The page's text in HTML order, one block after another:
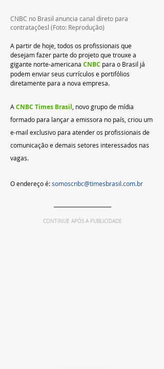
CNBC no Brasil anuncia canal direto para
contrataçõesl (Foto: Reprodução)
A partir de hoje, todos os profissionais que
desejam fazer parte do projeto que trouxe a
gigante norte-americana CNBC para o Brasil já
podem enviar seus currículos e portifólios
diretamente para a nova empresa.
A CNBC Times Brasil , novo grupo de mídia
formado para lançar a emissora no país, criou um
e-mail exclusivo para atender os profissionais de
comunicação e demais setores interessados nas
vagas.
O endereço é: somoscnbc@timesbrasil.com.br
CONTINUE APÓS A PUBLICIDADE